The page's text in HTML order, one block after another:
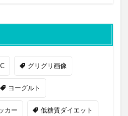
グリグリ画像
ヨーグルト
カー 低糖質ダイエット